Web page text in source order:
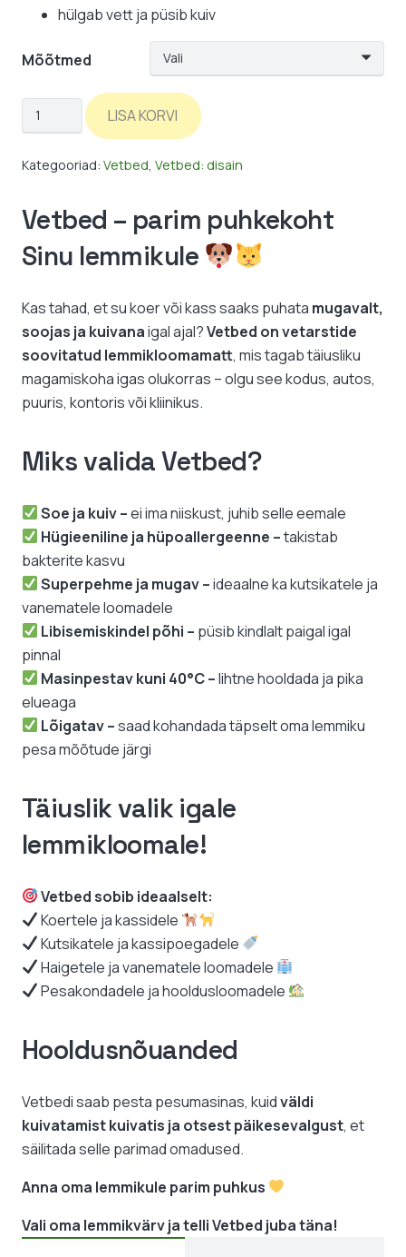
hülgab vett ja püsib kuiv
Mõõtmed
Vetbed:
kärbseseen
kogus
LISA KORVI
Kategooriad: Vetbed Vetbed: disain
Vetbed – parim puhkekoht
Sinu lemmikule
Kas tahad, et su koer või kass saaks puhata mugavalt,
soojas ja kuivanaigal ajal?Vetbed on vetarstide
soovitatud lemmikloomamatt, mis tagab täiusliku
magamiskoha igas olukorras – olgu see kodus, autos,
puuris, kontoris või kliinikus.
Miks valida Vetbed?
Soe ja kuiv –ei ima niiskust, juhib selle eemale
Hügieeniline ja hüpoallergeenne –takistab
bakterite kasvu
Superpehme ja mugav –ideaalne ka kutsikatele ja
vanematele loomadele
Libisemiskindel põhi – püsib kindlalt paigal igal
pinnal
Masinpestav kuni 40°C –lihtne hooldada ja pika
elueaga
Lõigatav –saad kohandada täpselt oma lemmiku
pesa mõõtude järgi
Täiuslik valik igale
lemmikloomale!
Vetbed sobib ideaalselt:
Koertele ja kassidele
Kutsikatele ja kassipoegadele
Haigetele ja vanematele loomadele
Pesakondadele ja hooldusloomadele
Hooldusnõuanded
Vetbedi saab pesta pesumasinas, kuidväldi
kuivatamist kuivatis ja otsest päikesevalgust, et
säilitada selle parimad omadused.
Anna oma lemmikule parim puhkus
Vali oma lemmikvärv ja telli Vetbed juba täna!